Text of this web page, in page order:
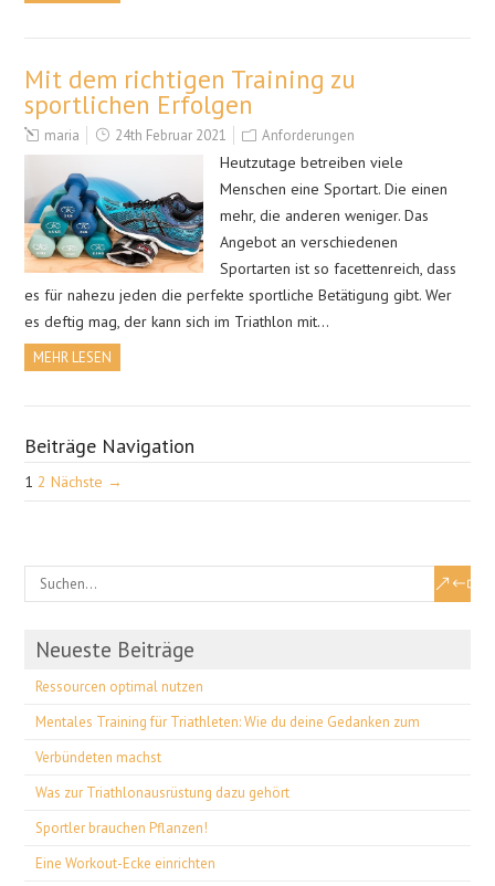
Mit dem richtigen Training zu
sportlichen Erfolgen
maria 24th Februar 2021 Anforderungen
Heutzutage betreiben viele
Menschen eine Sportart. Die einen
mehr, die anderen weniger. Das
Angebot an verschiedenen
Sportarten ist so facettenreich, dass
es für nahezu jeden die perfekte sportliche Betätigung gibt. Wer
es deftig mag, der kann sich im Triathlon mit…
MEHR LESEN
Beiträge Navigation
1 2 Nächste →
Neueste Beiträge
Ressourcen optimal nutzen
Mentales Training für Triathleten: Wie du deine Gedanken zum
Verbündeten machst
Was zur Triathlonausrüstung dazu gehört
Sportler brauchen Pflanzen!
Eine Workout-Ecke einrichten